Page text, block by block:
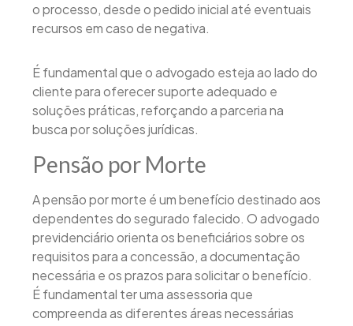
o processo, desde o pedido inicial até eventuais
recursos em caso de negativa.
É fundamental que o advogado esteja ao lado do
cliente para oferecer suporte adequado e
soluções práticas, reforçando a parceria na
busca por soluções jurídicas.
Pensão por Morte
A pensão por morte é um benefício destinado aos
dependentes do segurado falecido. O advogado
previdenciário orienta os beneficiários sobre os
requisitos para a concessão, a documentação
necessária e os prazos para solicitar o benefício.
É fundamental ter uma assessoria que
compreenda as diferentes áreas necessárias